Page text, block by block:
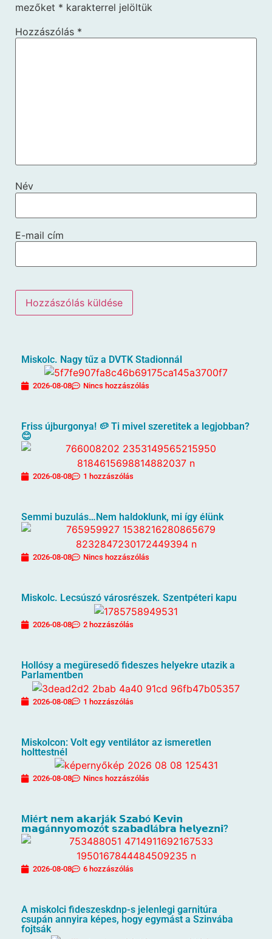
mezőket * karakterrel jelöltük
Hozzászólás *
Név
E-mail cím
Miskolc. Nagy tűz a DVTK Stadionnál
2026-08-08 Nincs hozzászólás
Friss újburgonya! 🥔 Ti mivel szeretitek a legjobban?
😊
2026-08-08 1 hozzászólás
Semmi buzulás…Nem haldoklunk, mi így élünk
2026-08-08 Nincs hozzászólás
Miskolc. Lecsúszó városrészek. Szentpéteri kapu
2026-08-08 2 hozzászólás
Hollósy a megüresedő fideszes helyekre utazik a
Parlamentben
2026-08-08 1 hozzászólás
Miskolcon: Volt egy ventilátor az ismeretlen
holttestnél
2026-08-08 Nincs hozzászólás
M𝗶é𝗿𝘁 𝗻𝗲𝗺 𝗮𝗸𝗮𝗿𝗷á𝗸 𝗦𝘇𝗮𝗯ó 𝗞𝗲𝘃𝗶𝗻
𝗺𝗮𝗴á𝗻𝗻𝘆𝗼𝗺𝗼𝘇ó𝘁 𝘀𝘇𝗮𝗯𝗮𝗱𝗹á𝗯𝗿𝗮 𝗵𝗲𝗹𝘆𝗲𝘇𝗻𝗶?
2026-08-08 6 hozzászólás
A miskolci fideszeskdnp-s jelenlegi garnitúra
csupán annyira képes, hogy egymást a Szinvába
fojtsák